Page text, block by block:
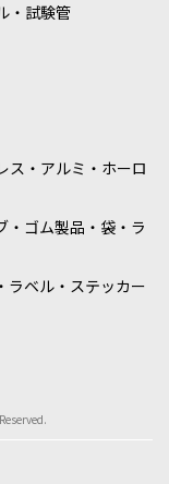
・試験管
ス・アルミ・ホーロ
・ゴム製品・袋・ラ
ラベル・ステッカー